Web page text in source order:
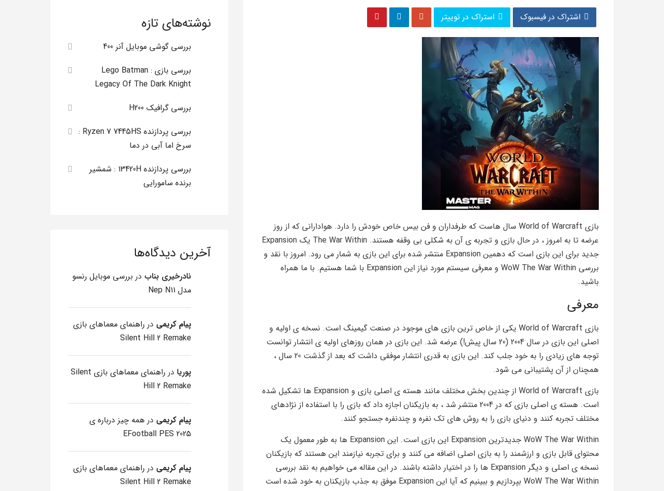
اشتراک در فیسبوک استراک در توییتر
بازی World of Warcraft سال هاست که طرفداران و فن بیس خاص خودش را دارد. هوادارانی که از روز
عرضه تا به امروز ، در حال بازی و تجربه ی آن به شکلی بی وقفه هستند. The War Within یک Expansion
جدید برای این بازی است که دهمین Expansion منتشر شده برای این بازی به شمار می رود. امروز با نقد و
بررسی WoW The War Within و معرفی سیستم مورد نیاز این Expansion با شما هستیم. با ما همراه
باشید.
معرفی
بازی World of Warcraft یکی از خاص ترین بازی های موجود در صنعت گیمینگ است. نسخه ی اولیه و
اصلی این بازی در سال 2004 (20 سال پیش!) عرضه شد. این بازی در همان روزهای اولیه ی انتشار توانست
توجه های زیادی را به خود جلب کند. این بازی به قدری انتشار موفقی داشت که بعد از گذشت 20 سال ،
همچنان از آن پشتیبانی می شود.
بازی World of Warcraft از چندین بخش مختلف مانند هسته ی اصلی بازی و Expansion ها تشکیل شده
است. هسته ی اصلی بازی که در 2004 منتشر شد ، به بازیکنان اجازه داد که بازی را با استفاده از نژادهای
مختلف تجربه کنند و دنیای بازی را به روش های تک نفره و چندنفره جستجو کنند.
WoW The War Within جدیدترین Expansion این بازی است. این Expansion ها به طور معمول یک
محتوای قابل بازی و ارزشمند را به بازی اصلی اضافه می کنند و برای تجربه نیازمند این هستند که بازیکنان
نسخه ی اصلی و دیگر Expansion ها را در اختیار داشته باشند. در این مقاله می خواهیم به نقد بررسی
WoW The War Within بپردازیم و ببینیم که آیا این Expansion موفق به جذب بازیکنان به خود شده است
نوشته‌های تازه
بررسی گوشی موبایل آنر 400
بررسی بازی Lego Batman :
Legacy Of The Dark Knight
بررسی گرافیک H200
بررسی پردازنده Ryzen 7 7445HS :
سرخ اما آبی در دما
بررسی پردازنده 13420H : شمشیر
برنده سامورایی
آخرین دیدگاه‌ها
نادرخیری بناب در بررسی موبایل رنسو
مدل Nep N11
پیام کریمی در راهنمای معماهای بازی
Silent Hill 2 Remake
پوریا در
راهنمای معماهای بازی Silent
Hill 2 Remake
پیام کریمی در همه چیز درباره ی
EFootball PES 2025
پیام کریمی در راهنمای معماهای بازی
Silent Hill 2 Remake